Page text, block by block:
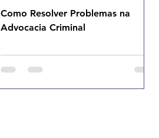
Criminal QUI 27.11.25
19h31
Como Resolver Problemas na
Advocacia Criminal